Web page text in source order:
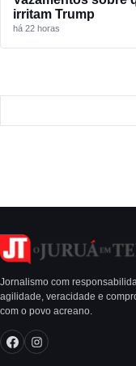
irritam Trump
há 22 horas
Jornalismo com
agilidade, veracidade e
com o povo acreano.